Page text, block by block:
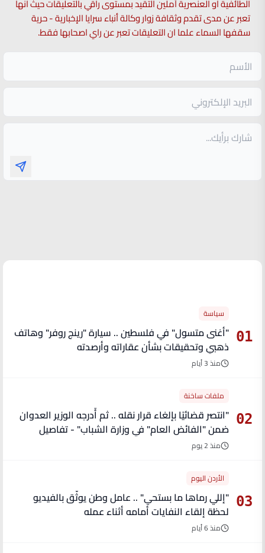
الطائفية او العنصرية آملين التقيد بمستوى راقي بالتعليقات حيث انها
تعبر عن مدى تقدم وثقافة زوار وكالة أنباء سرايا الإخبارية - حرية
سقفها السماء علما ان التعليقات تعبر عن راي اصحابها فقط.
01
سياسة
"أغنى متسول" في فلسطين .. سيارة "رينج روفر" وهاتف
ذهبي وتحقيقات بشأن عقاراته وأرصدته
منذ 3 أيام
02
ملفات ساخنة
"انتصر قضائيًا بإلغاء قرار نقله .. ثم أُدرجه الوزير العدوان
ضمن "الفائض العام" في وزارة الشباب" - تفاصيل
منذ 2 يوم
03
الأردن اليوم
"إللي رماها ما بستحي" .. عامل وطن يوثّق بالفيديو
لحظة إلقاء النفايات أمامه أثناء عمله
منذ 6 أيام